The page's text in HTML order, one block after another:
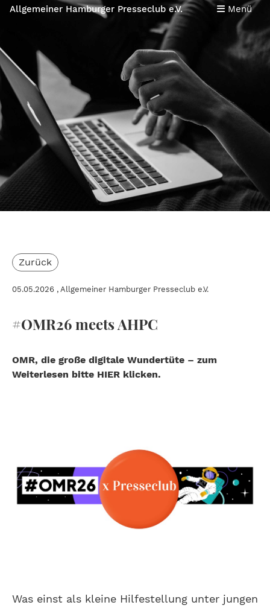
Allgemeiner Hamburger Presseclub e.V. Menü
Zurück
05.05.2026 , Allgemeiner Hamburger Presseclub e.V.
#OMR26 meets AHPC
OMR, die große digitale Wundertüte – zum
Weiterlesen bitte HIER klicken.
Was einst als kleine Hilfestellung unter jungen